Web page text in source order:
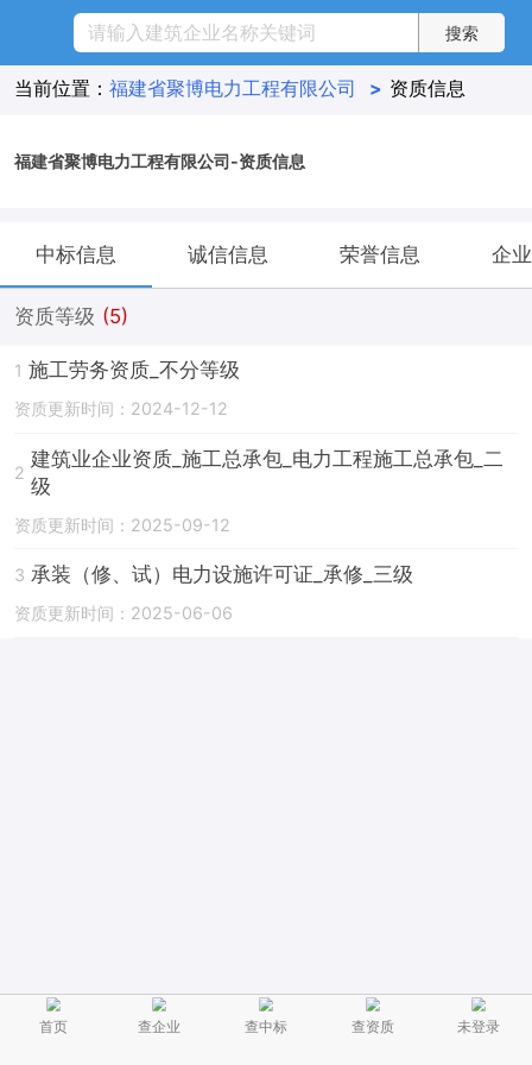
当前位置： 福建省聚博电力工程有限公司 > 资质信息
福建省聚博电力工程有限公司-资质信息
中标信息 诚信信息 荣誉信息 企
资质等级 (5)
1 施工劳务资质_不分等级
资质更新时间：2024-12-12
2
建筑业企业资质_施工总承包_电力工程施工总承包_二
级
资质更新时间：2025-09-12
3 承装（修、试）电力设施许可证_承修_三级
资质更新时间：2025-06-06
首页 查企业 查中标 查资质 未登录